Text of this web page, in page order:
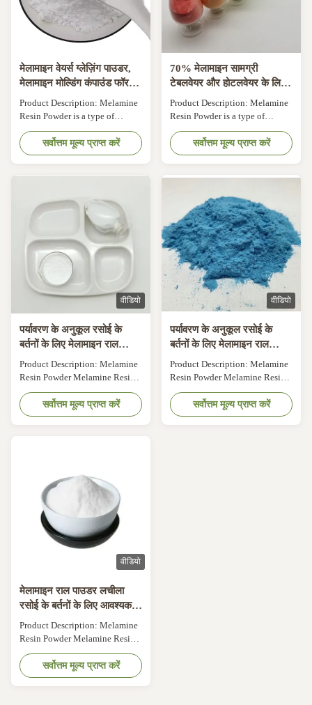
मेलामाइन वेयर्स ग्लेज़िंग पाउडर,
मेलामाइन मोल्डिंग कंपाउंड फॉर
टेबलवेयर एंड होटलवेयर।
Product Description: Melamine
Resin Powder is a type of
thermosetting plastic that is
widely used in the production of
various plastic products due to
melamine, an organic
compound. With a purity of
सर्वोत्तम मूल्य प्राप्त करें
70% मेलामाइन सामग्री
टेबलवेयर और होटलवेयर के लिए
रंगीन मेलामाइन राल पाउडर
Product Description: Melamine
Resin Powder is a type of
thermosetting plastic that is
widely used in the production of
various plastic products due to
powder that is made from
melamine, an organic
compound. With a purity of
99.8%, our ...
सर्वोत्तम मूल्य प्राप्त करें
वीडियो
पर्यावरण के अनुकूल रसोई के
बर्तनों के लिए मेलामाइन राल
पाउडर
Product Description: Melamine
Resin Powder Melamine Resin
Powder is a versatile and high-
performance material used in a
variety of industries. It is a type
widely known for its ...
सर्वोत्तम मूल्य प्राप्त करें
वीडियो
पर्यावरण के अनुकूल रसोई के
बर्तनों के लिए मेलामाइन राल
पाउडर
Product Description: Melamine
Resin Powder Melamine Resin
Powder is a versatile and high-
performance material used in a
variety of industries. It is a type
सर्वोत्तम मूल्य प्राप्त करें
वीडियो
मेलामाइन राल पाउडर लचीला
रसोई के बर्तनों के लिए आवश्यक
घटक
Product Description: Melamine
Resin Powder Melamine Resin
Powder is a versatile and high-
performance material used in a
variety of industries. It is a type
सर्वोत्तम मूल्य प्राप्त करें